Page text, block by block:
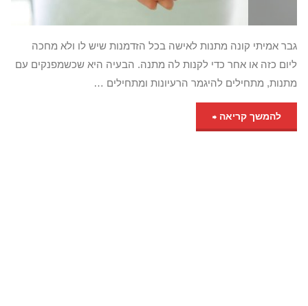
גבר אמיתי קונה מתנות לאישה בכל הזדמנות שיש לו ולא מחכה
ליום כזה או אחר כדי לקנות לה מתנה. הבעיה היא שכשמפנקים עם
מתנות, מתחילים להיגמר הרעיונות ומתחילים …
להמשך קריאה